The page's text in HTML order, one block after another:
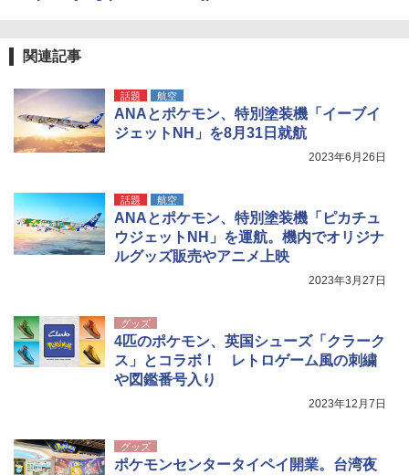
ポインターライト 強力 小型 緑色/赤色/青紫色
￥1,180
電動エアーポンプ SUP用 20PSI 電動ポンプ
￥7,884
関連記事
話題 航空
ANAとポケモン、特別塗装機「イーブイ
ジェットNH」を8月31日就航
2023年6月26日
話題 航空
ANAとポケモン、特別塗装機「ピカチュ
ウジェットNH」を運航。機内でオリジナ
ルグッズ販売やアニメ上映
2023年3月27日
グッズ
4匹のポケモン、英国シューズ「クラーク
ス」とコラボ！ レトロゲーム風の刺繍
や図鑑番号入り
2023年12月7日
グッズ
ポケモンセンタータイペイ開業。台湾夜